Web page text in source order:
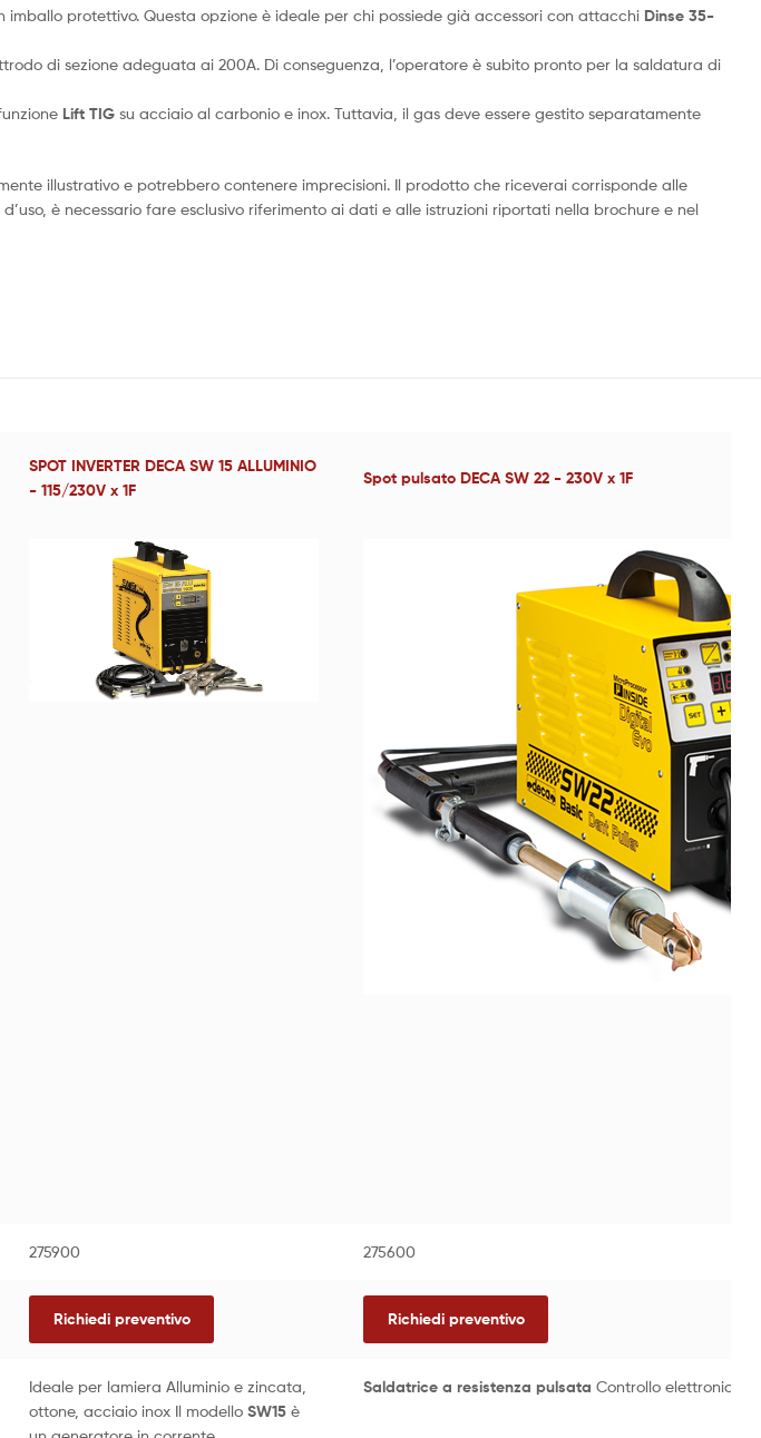
imballo protettivo. Questa opzione è ideale per chi possiede già accessori con attacchi Dinse 35-
di sezione adeguata ai 200A. Di conseguenza, l’operatore è subito pronto per la saldatura di
Lift TIG su acciaio al carbonio e inox. Tuttavia, il gas deve essere gestito separatamente
illustrativo e potrebbero contenere imprecisioni. Il prodotto che riceverai corrisponde alle
è necessario fare esclusivo riferimento ai dati e alle istruzioni riportati nella brochure e nel
SPOT INVERTER DECA SW 15 ALLUMINIO
- 115/230V x 1F
Spot pulsato DECA SW 22 - 230V x 1F
275900 275600
Richiedi preventivo Richiedi preventivo
Ideale per lamiera Alluminio e zincata,
ottone, acciaio inox Il modello SW15è
Saldatrice a resistenza pulsata Controllo elettronico a